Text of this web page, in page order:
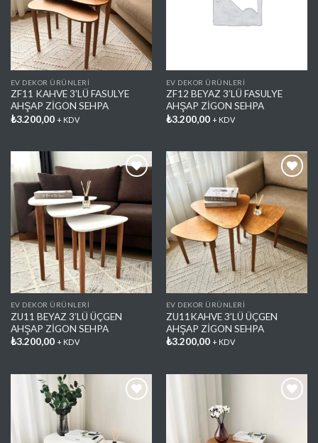
EV DEKOR ÜRÜNLERİ
ZF11 KAHVE 3’LÜ FASULYE
AHŞAP ZİGON SEHPA
₺3.200,00 + KDV
EV DEKOR ÜRÜNLERİ
ZF12 BEYAZ 3’LÜ FASULYE
AHŞAP ZİGON SEHPA
₺3.200,00 + KDV
Favorilere
Ekle
EV DEKOR ÜRÜNLERİ
ZU11 BEYAZ 3’LÜ ÜÇGEN
AHŞAP ZİGON SEHPA
₺3.200,00 + KDV
Favorilere
Ekle
EV DEKOR ÜRÜNLERİ
ZU11KAHVE 3’LÜ ÜÇGEN
AHŞAP ZİGON SEHPA
₺3.200,00 + KDV
Favorilere
Favorilere